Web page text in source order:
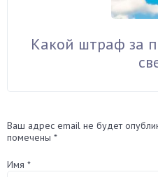
Какой штраф за
Ваш адрес email не будет
помечены *
Имя *